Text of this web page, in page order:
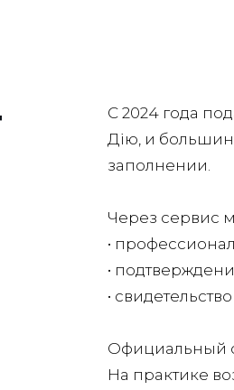
С 2024 года
Дію, и
заполнении.
Через сервис
•
•
•
Официальный
На практике